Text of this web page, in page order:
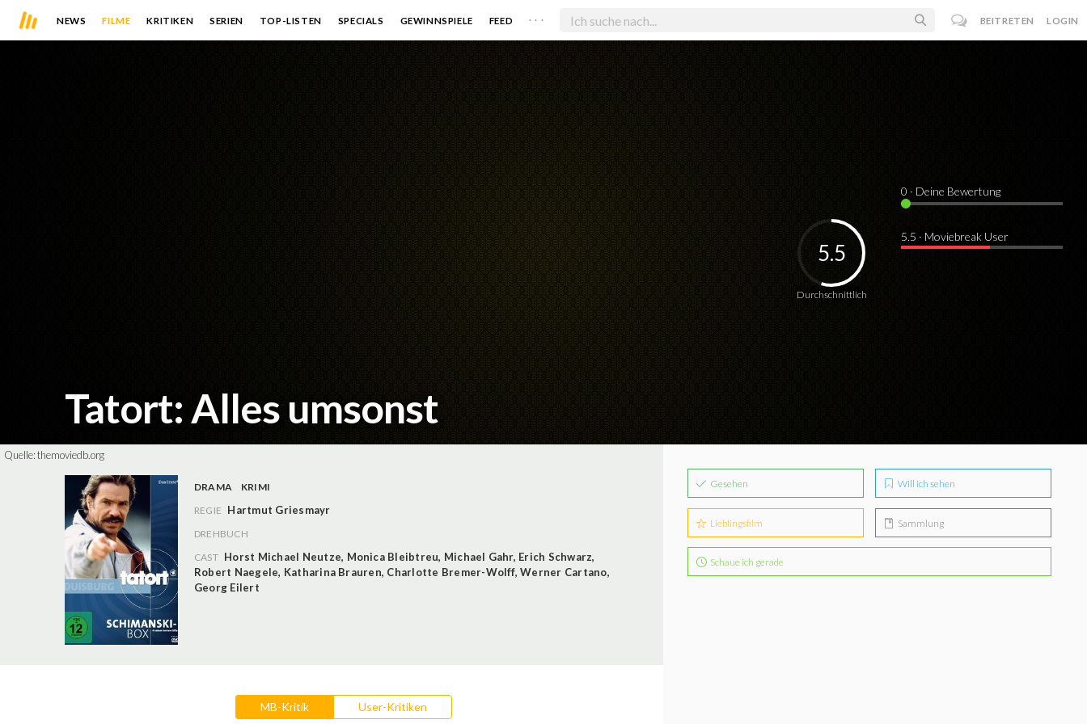
NEWS FILME KRITIKEN SERIEN TOP-LISTEN SPECIALS GEWINNSPIELE FEED . . . BEITRETEN LOGIN
Tatort: Alles umsonst
Durchschnittlich
5.5
0 · Deine Bewertung
5.5 · Moviebreak User
Quelle:themoviedb.org
DRAMA
KRIMI
REGIE Hartmut Griesmayr
DREHBUCH
CAST Horst Michael Neutze, Monica Bleibtreu, Michael Gahr, Erich Schwarz,
Robert Naegele, Katharina Brauren, Charlotte Bremer-Wolff,Werner Cartano,
Georg Eilert
MB-Kritik User-Kritiken
Gesehen Will ich sehen
Lieblingsfilm Sammlung
Schaue ich gerade